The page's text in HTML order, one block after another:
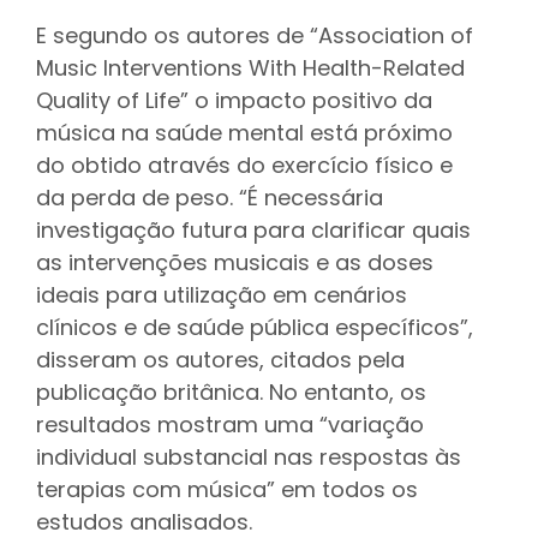
E segundo os autores de “Association of
Music Interventions With Health-Related
Quality of Life” o impacto positivo da
música na saúde mental está próximo
do obtido através do exercício físico e
da perda de peso. “É necessária
investigação futura para clarificar quais
as intervenções musicais e as doses
ideais para utilização em cenários
clínicos e de saúde pública específicos”,
disseram os autores, citados pela
publicação britânica. No entanto, os
resultados mostram uma “variação
individual substancial nas respostas às
terapias com música” em todos os
estudos analisados.